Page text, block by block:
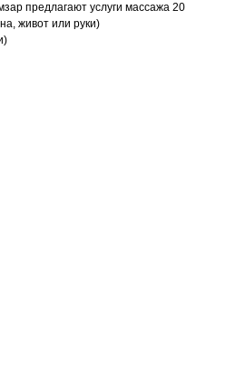
предлагают услуги массажа 20
живот или руки)